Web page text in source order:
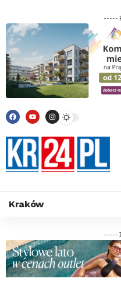
-----
Kraków
-----